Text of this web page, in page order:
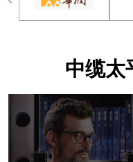
中缆太